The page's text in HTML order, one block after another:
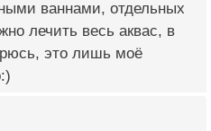
ваннами, отдельных
лечить весь аквас, в
это лишь моё